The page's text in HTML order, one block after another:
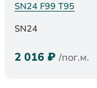
SN24 F99 Т95
SN24
2 016 ₽ /пог.м.